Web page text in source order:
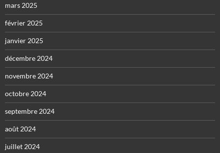
mars 2025
février 2025
janvier 2025
décembre 2024
novembre 2024
octobre 2024
septembre 2024
août 2024
juillet 2024